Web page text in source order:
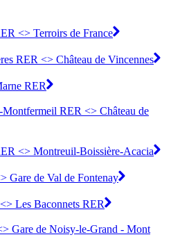
<> Terroirs de France
RER <> Château de Vincennes
RER
RER <> Château de
<> Montreuil-Boissière-Acacia
Gare de Val de Fontenay
Les Baconnets RER
Gare de Noisy-le-Grand - Mont